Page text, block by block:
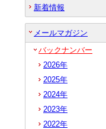
新着情報
メールマガジン
バックナンバー
2026年
2025年
2024年
2023年
2022年